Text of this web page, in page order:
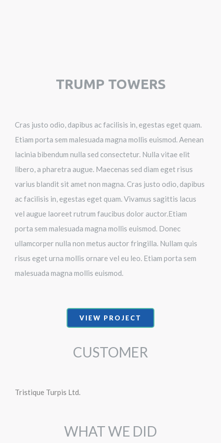
TRUMP TOWERS
Cras justo odio, dapibus ac facilisis in, egestas eget quam.
Etiam porta sem malesuada magna mollis euismod. Aenean
lacinia bibendum nulla sed consectetur. Nulla vitae elit
libero, a pharetra augue. Maecenas sed diam eget risus
varius blandit sit amet non magna. Cras justo odio, dapibus
ac facilisis in, egestas eget quam. Vivamus sagittis lacus
vel augue laoreet rutrum faucibus dolor auctor.Etiam
porta sem malesuada magna mollis euismod. Donec
ullamcorper nulla non metus auctor fringilla. Nullam quis
risus eget urna mollis ornare vel eu leo. Etiam porta sem
malesuada magna mollis euismod.
VIEW PROJECT
CUSTOMER
Tristique Turpis Ltd.
WHAT WE DID